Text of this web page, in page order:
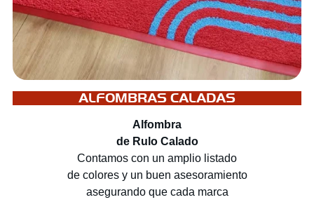
ALFOMBRAS CALADAS
Alfombra
de Rulo Calado
Contamos con un amplio listado
de colores y un buen asesoramiento
asegurando que cada marca